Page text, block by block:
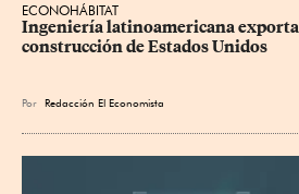
ECONOHÁBITAT
Ingeniería latinoamericana
construcción de Estados Unidos
Por Redacción El Economista